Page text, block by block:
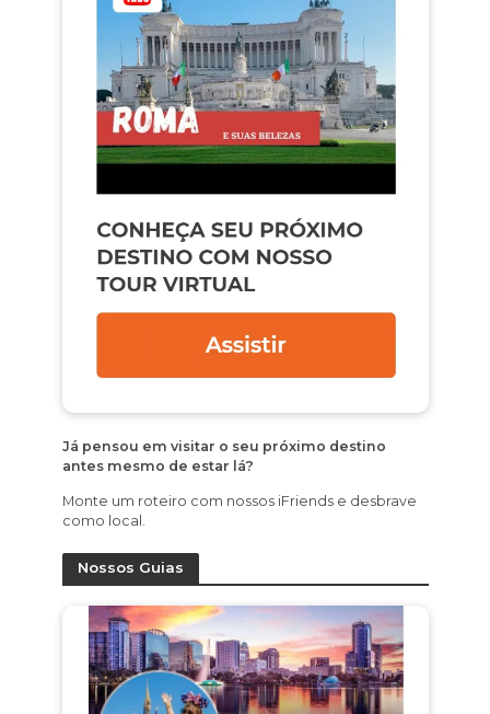
Já pensou em visitar o seu próximo destino
antes mesmo de estar lá?
Monte um roteiro com nossos iFriends e desbrave
como local.
Nossos Guias